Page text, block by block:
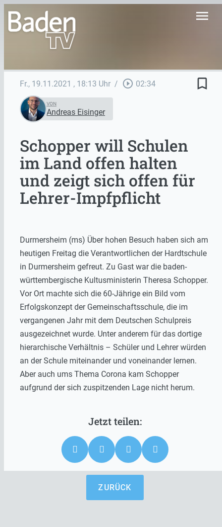
menu
Fr., 19.11.2021 , 18:13 Uhr / play_circle_outline 02:34 bookmark_border
VON
Andreas Eisinger
Schopper will Schulen
im Land offen halten
und zeigt sich offen für
Lehrer-Impfpflicht
Durmersheim (ms) Über hohen Besuch haben sich am
heutigen Freitag die Verantwortlichen der Hardtschule
in Durmersheim gefreut. Zu Gast war die baden-
württembergische Kultusministerin Theresa Schopper.
Vor Ort machte sich die 60-Jährige ein Bild vom
Erfolgskonzept der Gemeinschaftsschule, die im
vergangenen Jahr mit dem Deutschen Schulpreis
ausgezeichnet wurde. Unter anderem für das dortige
hierarchische Verhältnis – Schüler und Lehrer würden
an der Schule miteinander und voneinander lernen.
Aber auch ums Thema Corona kam Schopper
aufgrund der sich zuspitzenden Lage nicht herum.
ZURÜCK